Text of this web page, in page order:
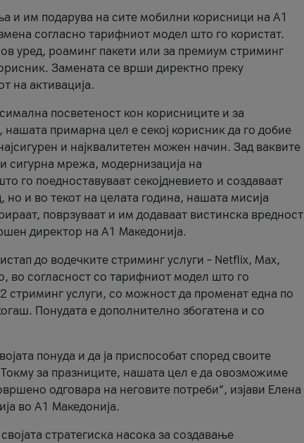
и им подарува на сите мобилни корисници на A1
согласно тарифниот модел што го користат.
уред, роаминг пакети или за премиум стриминг
Замената се врши директно преку
на активација.
посветеност кон корисниците и за
нашата примарна цел е секој корисник да го добие
и најквалитетен можен начин. Зад ваквите
сигурна мрежа, модернизација на
го поедноставуваат секојдневието и создаваат
и во текот на целата година, нашата мисија
поврзуваат и им додаваат вистинска вредност
директор на А1 Македонија.
до водечките стриминг услуги – Netflix, Max,
во согласност со тарифниот модел што го
стриминг услуги, со можност да променат една по
Понудата е дополнително збогатена и со
понуда и да ја приспособат според своите
за празниците, нашата цел е да овозможиме
одговара на неговите потреби“, изјави Елена
во А1 Македонија.
стратегиска насока за создавање